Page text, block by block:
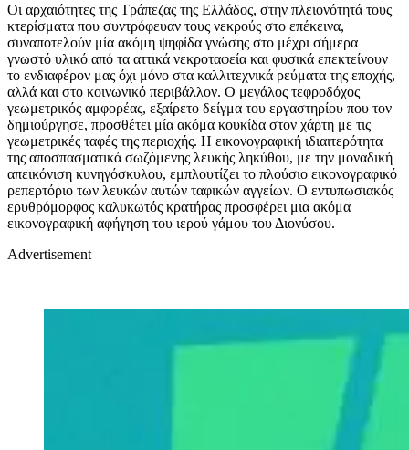
Οι αρχαιότητες της Τράπεζας της Ελλάδος, στην πλειονότητά τους
κτερίσματα που συντρόφευαν τους νεκρούς στο επέκεινα,
συναποτελούν μία ακόμη ψηφίδα γνώσης στο μέχρι σήμερα
γνωστό υλικό από τα αττικά νεκροταφεία και φυσικά επεκτείνουν
το ενδιαφέρον μας όχι μόνο στα καλλιτεχνικά ρεύματα της εποχής,
αλλά και στο κοινωνικό περιβάλλον. Ο μεγάλος τεφροδόχος
γεωμετρικός αμφορέας, εξαίρετο δείγμα του εργαστηρίου που τον
δημιούργησε, προσθέτει μία ακόμα κουκίδα στον χάρτη με τις
γεωμετρικές ταφές της περιοχής. Η εικονογραφική ιδιαιτερότητα
της αποσπασματικά σωζόμενης λευκής ληκύθου, με την μοναδική
απεικόνιση κυνηγόσκυλου, εμπλουτίζει το πλούσιο εικονογραφικό
ρεπερτόριο των λευκών αυτών ταφικών αγγείων. Ο εντυπωσιακός
ερυθρόμορφος καλυκωτός κρατήρας προσφέρει μια ακόμα
εικονογραφική αφήγηση του ιερού γάμου του Διονύσου.
Advertisement